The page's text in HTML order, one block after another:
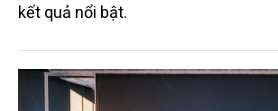
kết quả nổi bật.